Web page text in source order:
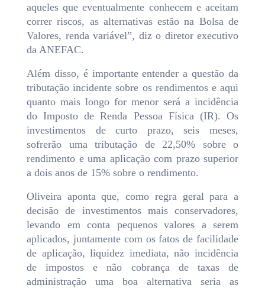
aqueles que eventualmente conhecem e aceitam
correr riscos, as alternativas estão na Bolsa de
Valores, renda variável”, diz o diretor executivo
da ANEFAC.
Além disso, é importante entender a questão da
tributação incidente sobre os rendimentos e aqui
quanto mais longo for menor será a incidência
do Imposto de Renda Pessoa Física (IR). Os
investimentos de curto prazo, seis meses,
sofrerão uma tributação de 22,50% sobre o
rendimento e uma aplicação com prazo superior
a dois anos de 15% sobre o rendimento.
Oliveira aponta que, como regra geral para a
decisão de investimentos mais conservadores,
levando em conta pequenos valores a serem
aplicados, juntamente com os fatos de facilidade
de aplicação, liquidez imediata, não incidência
de impostos e não cobrança de taxas de
administração uma boa alternativa seria as